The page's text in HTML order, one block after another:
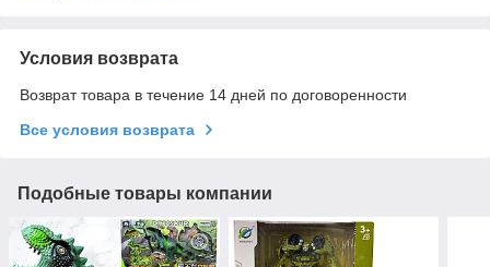
Условия возврата
Возврат товара в течение 14 дней по договоренности
Все условия возврата
Подобные товары компании